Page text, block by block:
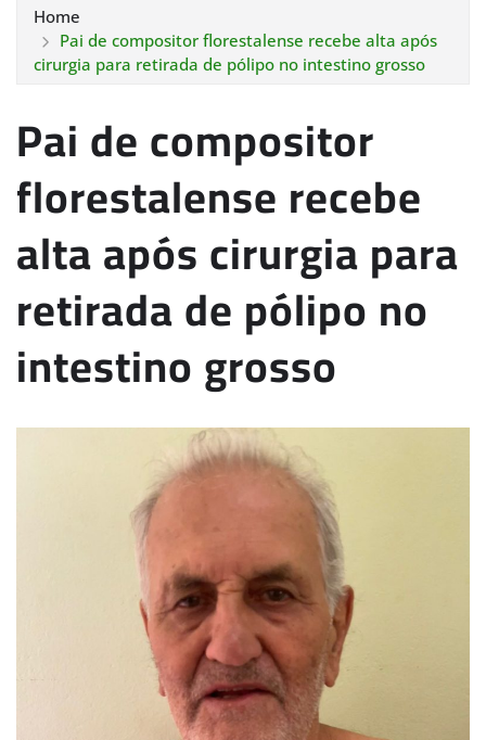
Home
Pai de compositor florestalense recebe alta após
cirurgia para retirada de pólipo no intestino grosso
Pai de compositor
florestalense recebe
alta após cirurgia para
retirada de pólipo no
intestino grosso